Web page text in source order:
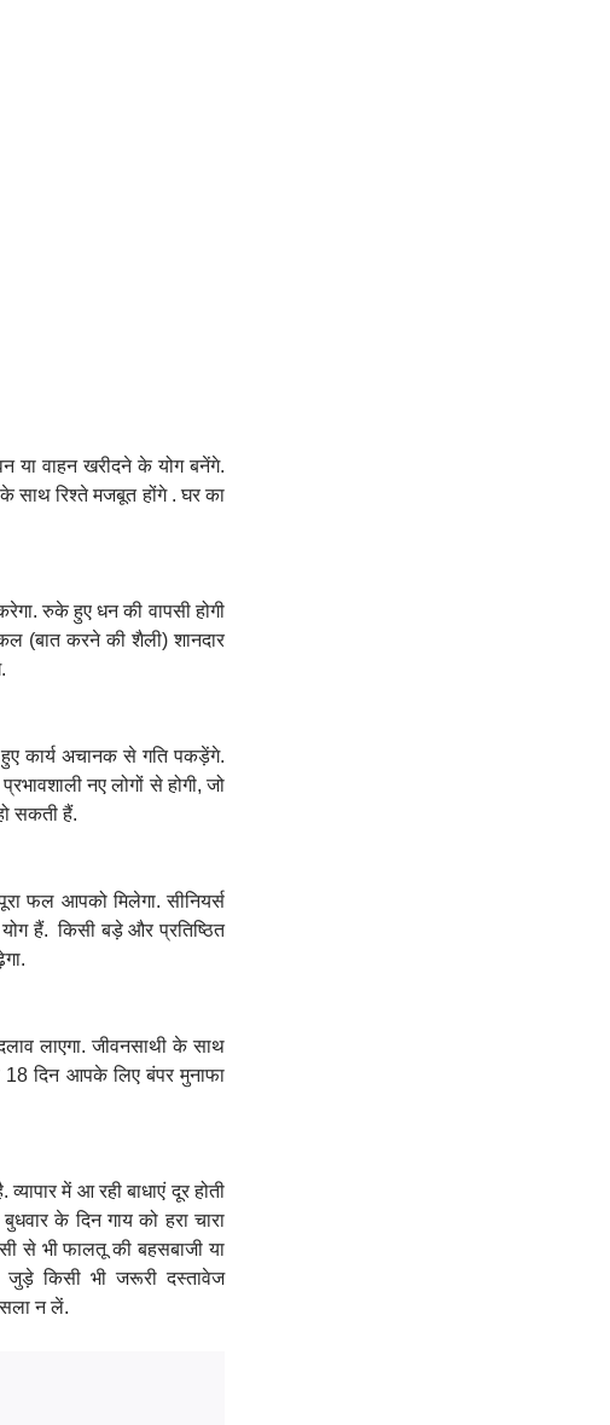
या वाहन खरीदने के योग बनेंगे.
साथ रिश्ते मजबूत होंगे . घर का
रुके हुए धन की वापसी होगी
(बात करने की शैली) शानदार
कार्य अचानक से गति पकड़ेंगे.
नए लोगों से होगी, जो
सकती हैं.
फल आपको मिलेगा. सीनियर्स
हैं. किसी बड़े और प्रतिष्ठित
लाएगा. जीवनसाथी के साथ
18 दिन आपके लिए बंपर मुनाफा
में आ रही बाधाएं दूर होती
के दिन गाय को हरा चारा
से भी फालतू की बहसबाजी या
किसी भी जरूरी दस्तावेज
न लें.